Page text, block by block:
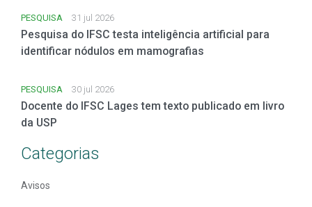
PESQUISA 31 jul 2026
Pesquisa do IFSC testa inteligência artificial para
identificar nódulos em mamografias
PESQUISA 30 jul 2026
Docente do IFSC Lages tem texto publicado em livro
da USP
Categorias
Avisos